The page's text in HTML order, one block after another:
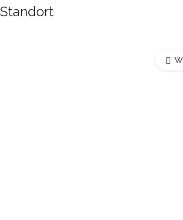
Standort